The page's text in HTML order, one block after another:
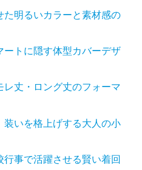
た明るいカラーと素材感の
ートに隠す体型カバーデザ
レ丈・ロング丈のフォーマ
装いを格上げする大人の小
事で活躍させる賢い着回